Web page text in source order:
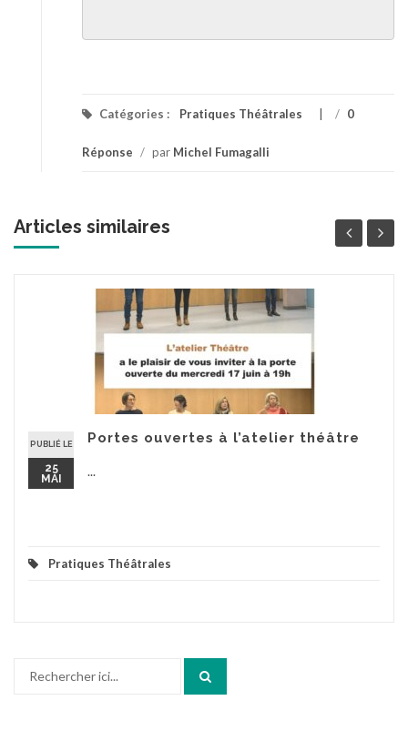
Catégories : Pratiques Théâtrales / 0
Réponse / par Michel Fumagalli
Articles similaires
PUBLIÉ LE
25
MAI
Portes ouvertes à l’atelier théâtre
...
Pratiques Théâtrales